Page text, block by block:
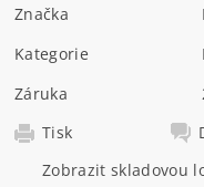
Značka
Kategorie
Záruka
Tisk
Zobrazit skladovou